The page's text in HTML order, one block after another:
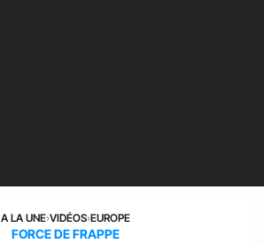
A LA UNE›VIDÉOS›EUROPE
FORCE DE FRAPPE